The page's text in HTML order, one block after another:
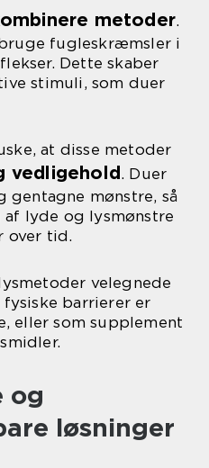
metoder.
fugleskræmsler i
Dette skaber
stimuli, som duer
at disse metoder
vedligehold. Duer
gentagne mønstre, så
lyde og lysmønstre
over tid.
velegnede
barrierer er
eller som supplement
og
løsninger